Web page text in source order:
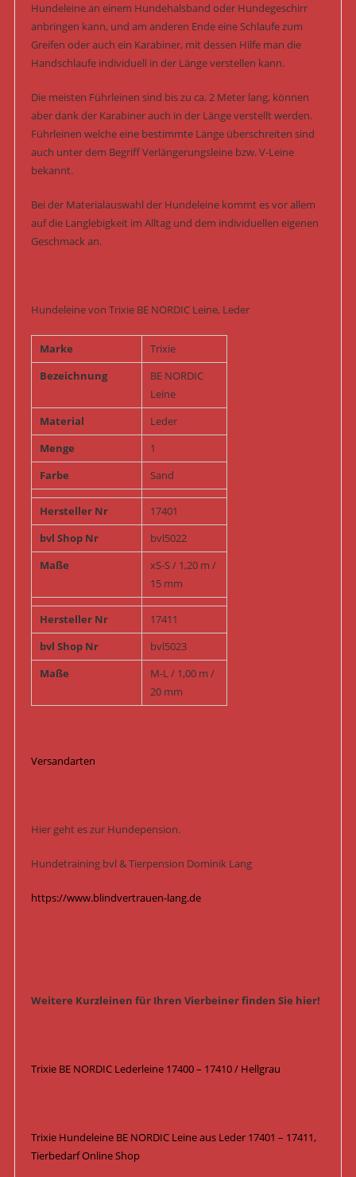
Hundeleine an einem Hundehalsband oder Hundegeschirr
anbringen kann, und am anderen Ende eine Schlaufe zum
Greifen oder auch ein Karabiner, mit dessen Hilfe man die
Handschlaufe individuell in der Länge verstellen kann.
Die meisten Führleinen sind bis zu ca. 2 Meter lang, können
aber dank der Karabiner auch in der Länge verstellt werden.
Führleinen welche eine bestimmte Länge überschreiten sind
auch unter dem Begriff Verlängerungsleine bzw. V-Leine
bekannt.
Bei der Materialauswahl der Hundeleine kommt es vor allem
auf die Langlebigkeit im Alltag und dem individuellen eigenen
Geschmack an.
Hundeleine von Trixie BE NORDIC Leine, Leder
Marke
Trixie
Bezeichnung
BE NORDIC
Leine
Material
Leder
Menge
1
Farbe
Sand
Hersteller Nr
17401
bvl Shop Nr
bvl5022
Maße
xS-S / 1,20 m /
15 mm
Hersteller Nr
17411
bvl Shop Nr
bvl5023
Maße
M-L / 1,00 m /
20 mm
Versandarten
Hier geht es zur Hundepension.
Hundetraining bvl & Tierpension Dominik Lang
https://www.blindvertrauen-lang.de
Weitere Kurzleinen für Ihren Vierbeiner finden Sie hier!
Trixie BE NORDIC Lederleine 17400 – 17410 / Hellgrau
Trixie Hundeleine BE NORDIC Leine aus Leder 17401 – 17411,
Tierbedarf Online Shop